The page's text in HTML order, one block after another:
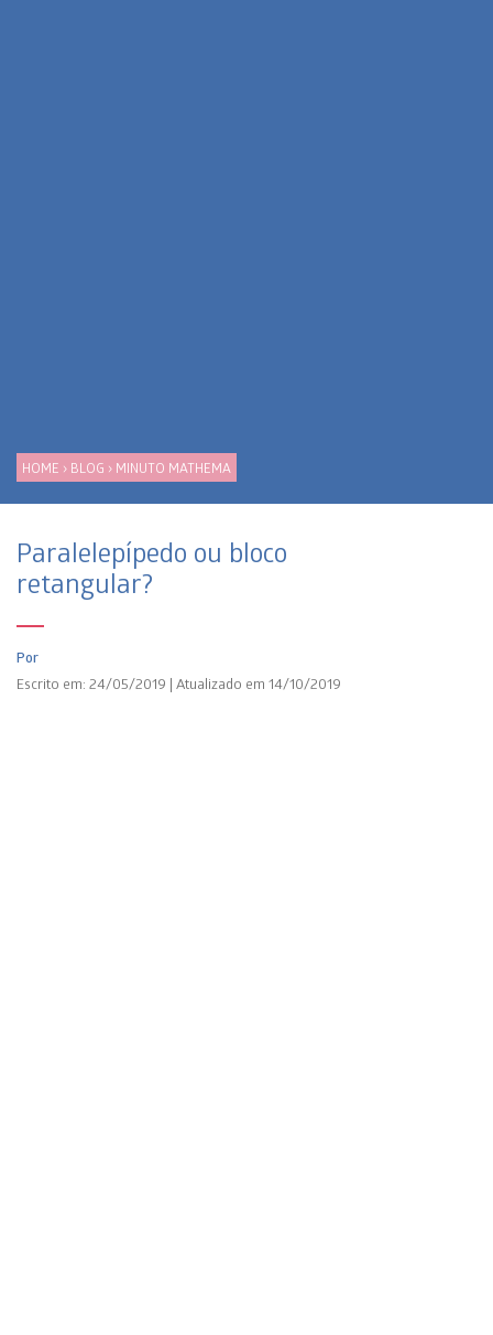
HOME › BLOG › MINUTO MATHEMA
Paralelepípedo ou bloco
retangular?
Por
Escrito em: 24/05/2019 | Atualizado em 14/10/2019